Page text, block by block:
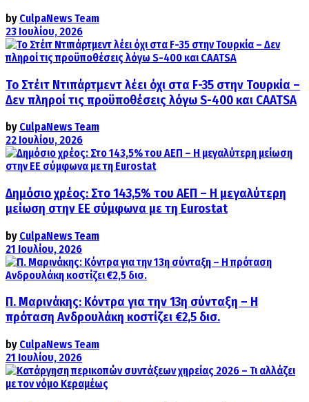
by CulpaNews Team
23 Ιουλίου, 2026
Το Στέιτ Ντιπάρτμεντ λέει όχι στα F-35 στην Τουρκία –
Δεν πληροί τις προϋποθέσεις λόγω S-400 και CAATSA
by CulpaNews Team
22 Ιουλίου, 2026
Δημόσιο χρέος: Στο 143,5% του ΑΕΠ – Η μεγαλύτερη
μείωση στην ΕΕ σύμφωνα με τη Eurostat
by CulpaNews Team
21 Ιουλίου, 2026
Π. Μαρινάκης: Κόντρα για την 13η σύνταξη – Η
πρόταση Ανδρουλάκη κοστίζει €2,5 δισ.
by CulpaNews Team
21 Ιουλίου, 2026